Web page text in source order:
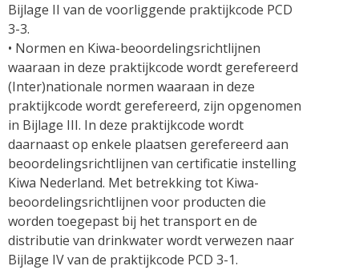
Bijlage II van de voorliggende praktijkcode PCD
3-3.
• Normen en Kiwa-beoordelingsrichtlijnen
waaraan in deze praktijkcode wordt gerefereerd
(Inter)nationale normen waaraan in deze
praktijkcode wordt gerefereerd, zijn opgenomen
in Bijlage III. In deze praktijkcode wordt
daarnaast op enkele plaatsen gerefereerd aan
beoordelingsrichtlijnen van certificatie instelling
Kiwa Nederland. Met betrekking tot Kiwa-
beoordelingsrichtlijnen voor producten die
worden toegepast bij het transport en de
distributie van drinkwater wordt verwezen naar
Bijlage IV van de praktijkcode PCD 3-1.